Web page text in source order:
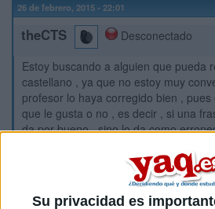
Su privacidad es
26 de febrero, 2015 - 22:01
theCTS
Desconectado
Estoy buscando a alguien que pueda
castellano , ya que no estoy muy
profesor lo haya corregido bien ,
que le gusta o no , es decir , si una
da por bueno , sino lo da como
Por ello necesito que alguien lo revise
2º Bachiller y entre otras cosas me
hacer las PAU , ya que no encuentro